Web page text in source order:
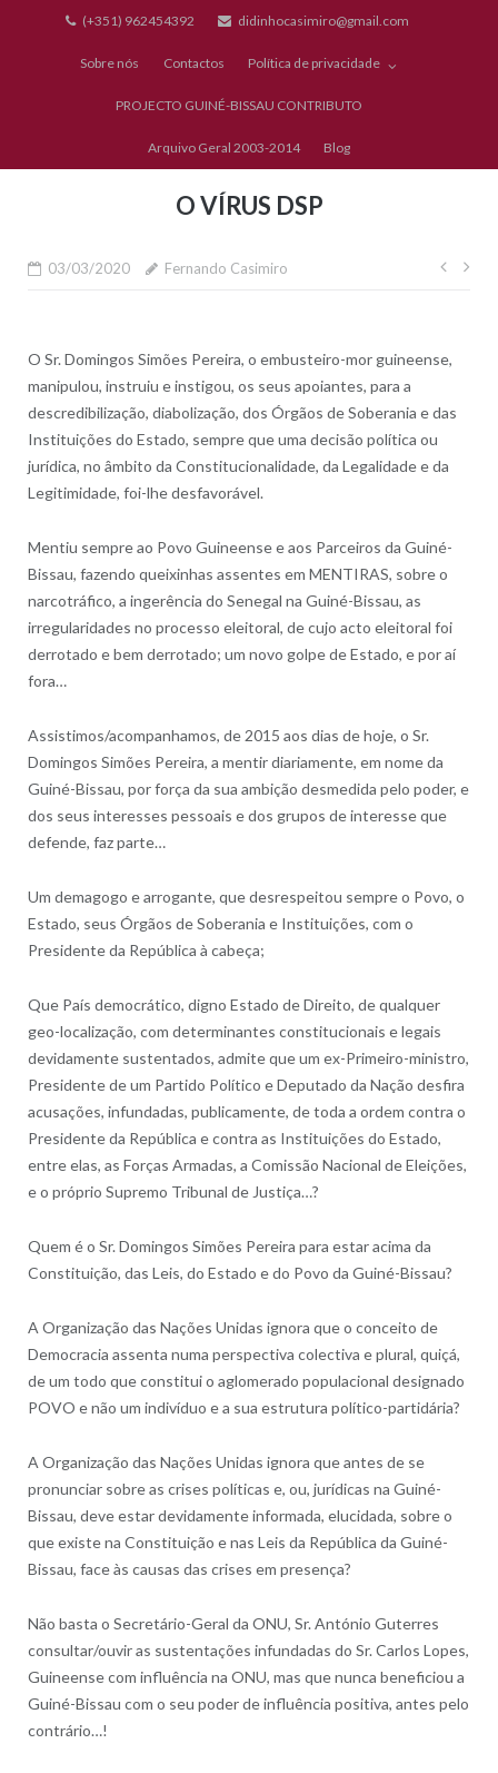
(+351) 962454392 didinhocasimiro@gmail.com
Sobre nós Contactos Política de privacidade
PROJECTO GUINÉ-BISSAU CONTRIBUTO
Arquivo Geral 2003-2014 Blog
O VÍRUS DSP
03/03/2020 Fernando Casimiro
O Sr. Domingos Simões Pereira, o embusteiro-mor guineense,
manipulou, instruiu e instigou, os seus apoiantes, para a
descredibilização, diabolização, dos Órgãos de Soberania e das
Instituições do Estado, sempre que uma decisão política ou
jurídica, no âmbito da Constitucionalidade, da Legalidade e da
Legitimidade, foi-lhe desfavorável.
Mentiu sempre ao Povo Guineense e aos Parceiros da Guiné-
Bissau, fazendo queixinhas assentes em MENTIRAS, sobre o
narcotráfico, a ingerência do Senegal na Guiné-Bissau, as
irregularidades no processo eleitoral, de cujo acto eleitoral foi
derrotado e bem derrotado; um novo golpe de Estado, e por aí
fora…
Assistimos/acompanhamos, de 2015 aos dias de hoje, o Sr.
Domingos Simões Pereira, a mentir diariamente, em nome da
Guiné-Bissau, por força da sua ambição desmedida pelo poder, e
dos seus interesses pessoais e dos grupos de interesse que
defende, faz parte…
Um demagogo e arrogante, que desrespeitou sempre o Povo, o
Estado, seus Órgãos de Soberania e Instituições, com o
Presidente da República à cabeça;
Que País democrático, digno Estado de Direito, de qualquer
geo-localização, com determinantes constitucionais e legais
devidamente sustentados, admite que um ex-Primeiro-ministro,
Presidente de um Partido Político e Deputado da Nação desfira
acusações, infundadas, publicamente, de toda a ordem contra o
Presidente da República e contra as Instituições do Estado,
entre elas, as Forças Armadas, a Comissão Nacional de Eleições,
e o próprio Supremo Tribunal de Justiça…?
Quem é o Sr. Domingos Simões Pereira para estar acima da
Constituição, das Leis, do Estado e do Povo da Guiné-Bissau?
A Organização das Nações Unidas ignora que o conceito de
Democracia assenta numa perspectiva colectiva e plural, quiçá,
de um todo que constitui o aglomerado populacional designado
POVO e não um indivíduo e a sua estrutura político-partidária?
A Organização das Nações Unidas ignora que antes de se
pronunciar sobre as crises políticas e, ou, jurídicas na Guiné-
Bissau, deve estar devidamente informada, elucidada, sobre o
que existe na Constituição e nas Leis da República da Guiné-
Bissau, face às causas das crises em presença?
Não basta o Secretário-Geral da ONU, Sr. António Guterres
consultar/ouvir as sustentações infundadas do Sr. Carlos Lopes,
Guineense com influência na ONU, mas que nunca beneficiou a
Guiné-Bissau com o seu poder de influência positiva, antes pelo
contrário…!